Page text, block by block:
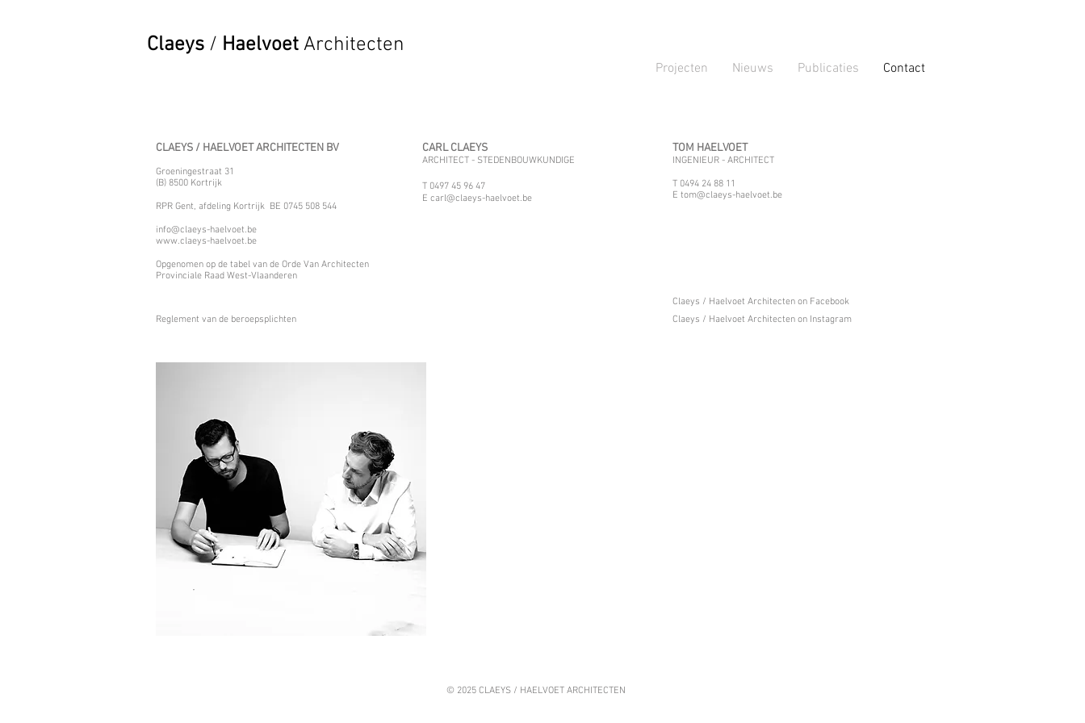
Claeys / Haelvoet Architecten
Projecten Nieuws Publicaties Contact
CARL CLAEYS
ARCHITECT - STEDENBOUWKUNDIGE
T 0497 45 96 47
E carl@claeys-haelvoet.be
TOM HAELVOET
INGENIEUR - ARCHITECT
T 0494 24 88 11
E tom@claeys-haelvoet.be
CLAEYS / HAELVOET ARCHITECTEN BV
Groeningestraat 31
(B) 8500 Kortrijk
RPR Gent, afdeling Kortrijk BE 0745 508 544
info@claeys-haelvoet.be
www.claeys-haelvoet.be
Opgenomen op de tabel van de Orde Van Architecten
Provinciale Raad West-Vlaanderen
Claeys / Haelvoet Architecten on Instagram
Claeys / Haelvoet Architecten on Facebook
Reglement van de beroepsplichten
© 2025 CLAEYS / HAELVOET ARCHITECTEN